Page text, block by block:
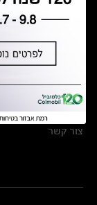
מצאו אותנו
אולמות תצוגה
מרכזי שירות
צור קשר